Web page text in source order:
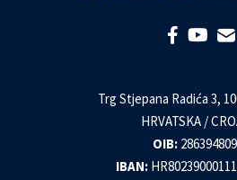
Trg Stjepana Radića 3,
HRVATSKA /
OIB:
IBAN: